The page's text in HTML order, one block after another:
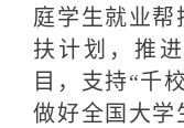
庭学生就业帮
扶计划，推
目，支持“千
做好全国大学